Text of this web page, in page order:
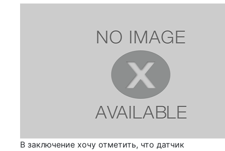
В заключение хочу отметить, что датчик